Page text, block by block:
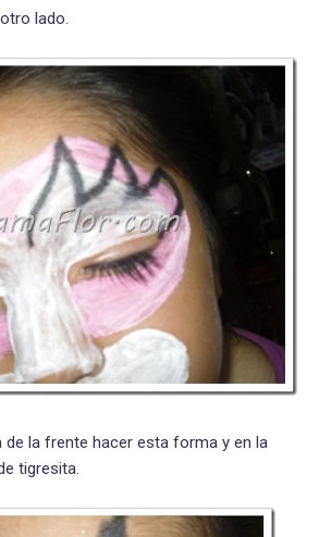
lado.
de la frente hacer esta forma y en la
tigresita.